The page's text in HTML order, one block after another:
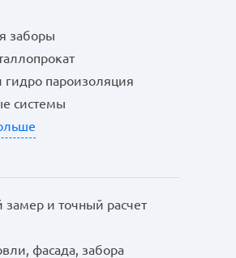
заборы
гидро пароизоляция
системы
замер и точный расчет
фасада, забора